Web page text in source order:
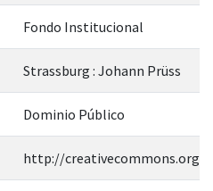
Fondo Institucional
Strassburg : Johann Prüss
Dominio Público
http://creativecommons.org/